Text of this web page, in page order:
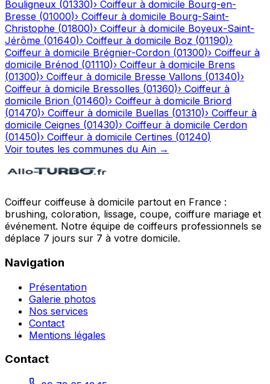
Bouligneux (01330)› Coiffeur à domicile Bourg-en-
Bresse (01000)› Coiffeur à domicile Bourg-Saint-
Christophe (01800)› Coiffeur à domicile Boyeux-Saint-
Jérôme (01640)› Coiffeur à domicile Boz (01190)›
Coiffeur à domicile Brégnier-Cordon (01300)› Coiffeur à
domicile Brénod (01110)› Coiffeur à domicile Brens
(01300)› Coiffeur à domicile Bresse Vallons (01340)›
Coiffeur à domicile Bressolles (01360)› Coiffeur à
domicile Brion (01460)› Coiffeur à domicile Briord
(01470)› Coiffeur à domicile Buellas (01310)› Coiffeur à
domicile Ceignes (01430)› Coiffeur à domicile Cerdon
(01450)› Coiffeur à domicile Certines (01240)
Voir toutes les communes du Ain →
Coiffeur coiffeuse à domicile partout en France :
brushing, coloration, lissage, coupe, coiffure mariage et
événement. Notre équipe de coiffeurs professionnels se
déplace 7 jours sur 7 à votre domicile.
Navigation
Présentation
Galerie photos
Nos services
Contact
Mentions légales
Contact